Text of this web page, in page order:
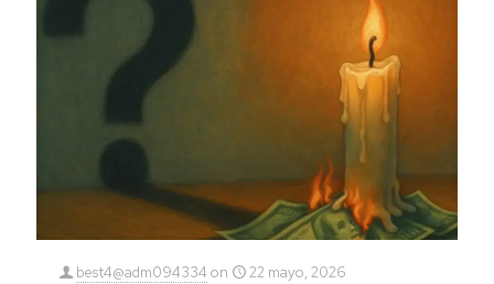
best4@adm094334 on 22 mayo, 2026